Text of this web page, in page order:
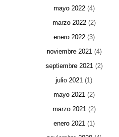
mayo 2022(4)
marzo 2022(2)
enero 2022(3)
noviembre 2021(4)
septiembre 2021(2)
julio 2021 (1)
mayo 2021(2)
marzo 2021(2)
enero 2021(1)